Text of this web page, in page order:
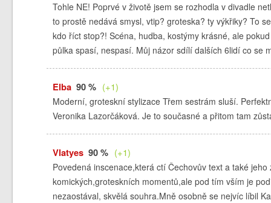
Tohle NE! Poprvé v životě jsem se rozhodla v divadle
to prostě nedává smysl, vtip? groteska? ty výkřiky? To
kdo říct stop?! Scéna, hudba, kostýmy krásné, ale
půlka spasí, nespasí. Můj názor sdílí dalších 6lidí co se
Elba90 % (+1)
Moderní, groteskní stylizace Třem sestrám sluší.
Veronika Lazorčáková. Je to současné a přitom tam
Vlatyes90 % (+1)
Povedená inscenace,která ctí Čechovův text a také
komických,groteskních momentů,ale pod tím vším je
nezaostával, skvělá souhra.Mně osobně se nejvíc líbil